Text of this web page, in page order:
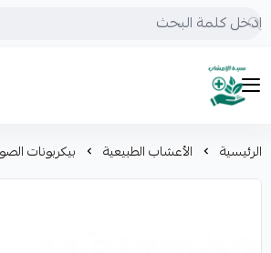
mrs.grasses
الرئيسية الأعشاب الطبيعية بيكربونات الصوديوم